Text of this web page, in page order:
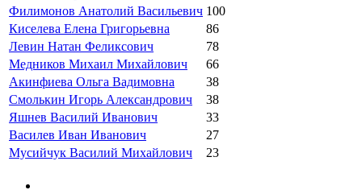
Филимонов Анатолий Васильевич 100
Киселева Елена Григорьевна
86
Левин Натан Феликсович
78
Медников Михаил Михайлович
66
Акинфиева Ольга Вадимовна
38
Смолькин Игорь Александрович
38
Яшнев Василий Иванович
33
Василев Иван Иванович
27
Мусийчук Василий Михайлович
23